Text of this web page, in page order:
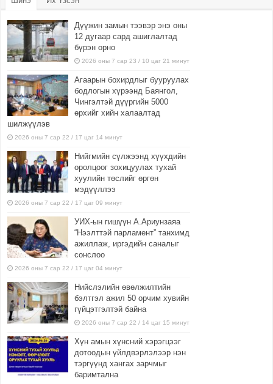
Дүүжин замын тээвэр энэ оны
12 дугаар сард ашиглалтад
бүрэн орно
2026 оны 7 сар 23 / 10 цаг 21 минут
Агаарын бохирдлыг бууруулах
бодлогын хүрээнд Баянгол,
Чингэлтэй дүүргийн 5000
өрхийг хийн халаалтад
шилжүүлэв
2026 оны 7 сар 22 / 17 цаг 14 минут
Нийгмийн сүлжээнд хүүхдийн
оролцоог зохицуулах тухай
хуулийн төслийг өргөн
мэдүүллээ
2026 оны 7 сар 22 / 17 цаг 09 минут
УИХ-ын гишүүн А.Ариунзаяа
“Нээлттэй парламент” танхимд
ажиллаж, иргэдийн саналыг
сонслоо
2026 оны 7 сар 22 / 17 цаг 04 минут
Нийслэлийн өвөлжилтийн
бэлтгэл ажил 50 орчим хувийн
гүйцэтгэлтэй байна
2026 оны 7 сар 22 / 14 цаг 15 минут
Хүн амын хүнсний хэрэгцээг
дотоодын үйлдвэрлэлээр нэн
тэргүүнд хангах зарчмыг
баримтална